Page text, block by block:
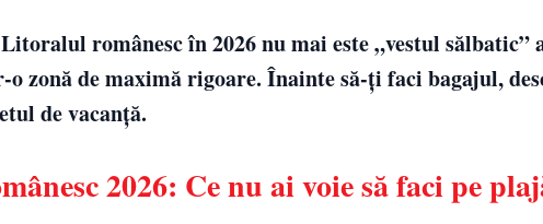
românesc în 2026 nu mai este „vestul sălbatic”
zonă de maximă rigoare. Înainte să-ți faci bagajul,
de vacanță.
2026: Ce nu ai voie să faci pe